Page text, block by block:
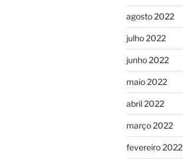
agosto 2022
julho 2022
junho 2022
maio 2022
abril 2022
março 2022
fevereiro 2022